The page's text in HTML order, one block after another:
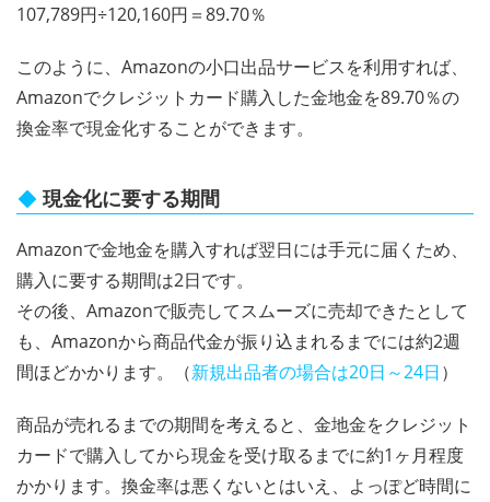
107,789円÷120,160円＝89.70％
このように、Amazonの小口出品サービスを利用すれば、
Amazonでクレジットカード購入した金地金を89.70％の
換金率で現金化することができます。
現金化に要する期間
Amazonで金地金を購入すれば翌日には手元に届くため、
購入に要する期間は2日です。
その後、Amazonで販売してスムーズに売却できたとして
も、Amazonから商品代金が振り込まれるまでには約2週
間ほどかかります。（新規出品者の場合は20日～24日）
商品が売れるまでの期間を考えると、金地金をクレジット
カードで購入してから現金を受け取るまでに約1ヶ月程度
かかります。換金率は悪くないとはいえ、よっぽど時間に